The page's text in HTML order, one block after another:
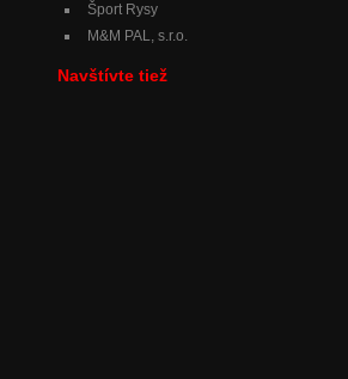
Šport Rysy
M&M PAL, s.r.o.
Navštívte tiež